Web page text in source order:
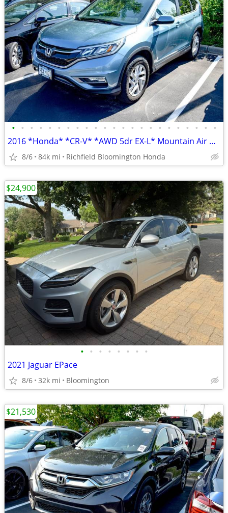
• • • • • • • • • • • • • • • • • • • • • • •
2016 *Honda* *CR-V* *AWD 5dr EX-L* Mountain Air Meta
8/6 84k mi Richfield Bloomington Honda
• • • • • • • •
2021 Jaguar EPace
8/6 32k mi Bloomington
$24,900
$21,530